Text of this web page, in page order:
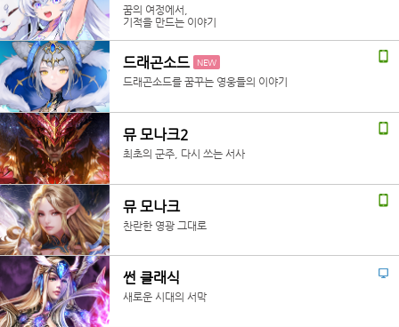
꿈의 여정에서,
기적을 만드는 이야기
드래곤소드 NEW
드래곤소드를 꿈꾸는 영웅들의 이야기
뮤 모나크2
최초의 군주, 다시 쓰는 서사
뮤 모나크
찬란한 영광 그대로
썬 클래식
새로운 시대의 서막